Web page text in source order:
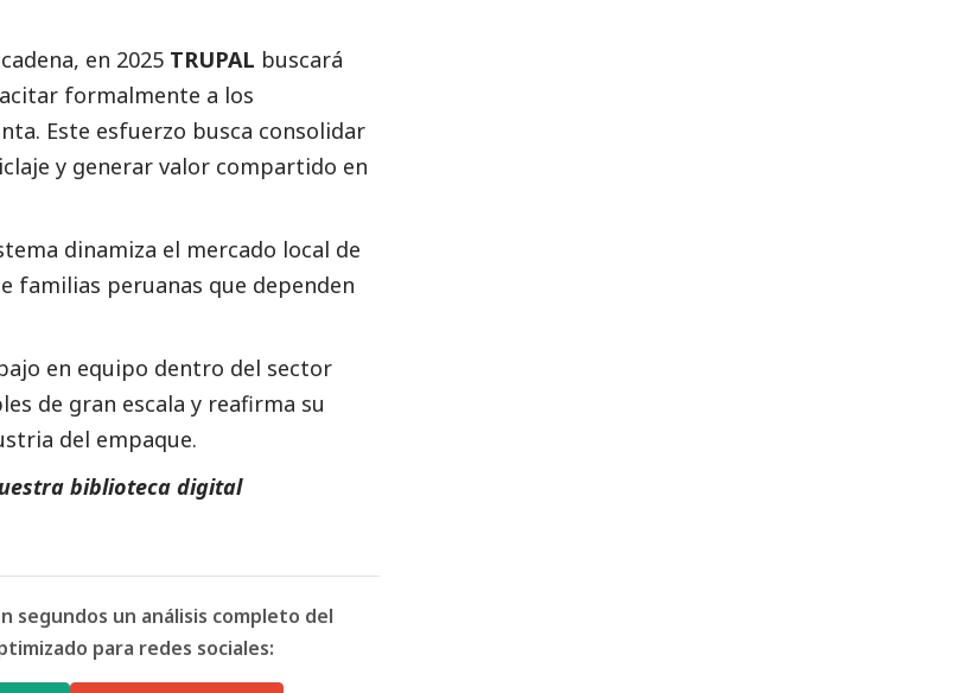
en 2025 TRUPAL buscará
formalmente a los
Este esfuerzo busca consolidar
y generar valor compartido en
dinamiza el mercado local de
familias peruanas que dependen
en equipo dentro del sector
de gran escala y reafirma su
del empaque.
biblioteca digital
segundos un análisis completo del
para redes sociales: